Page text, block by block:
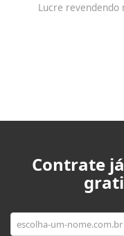
Lucre revendendo
Contrate já
Seu domínio